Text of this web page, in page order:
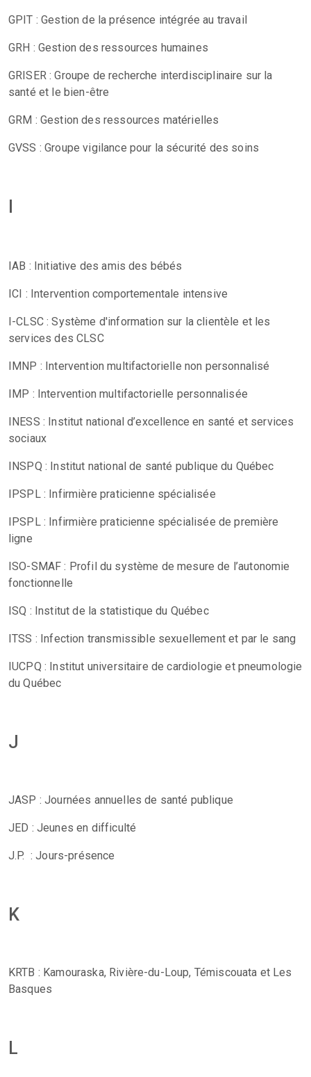
GPIT : Gestion de la présence intégrée au travail
GRH : Gestion des ressources humaines
GRISER : Groupe de recherche interdisciplinaire sur la
santé et le bien-être
GRM : Gestion des ressources matérielles
GVSS : Groupe vigilance pour la sécurité des soins
IAB : Initiative des amis des bébés
ICI : Intervention comportementale intensive
I-CLSC : Système d'information sur la clientèle et les
services des CLSC
IMNP : Intervention multifactorielle non personnalisé
IMP : Intervention multifactorielle personnalisée
INESS : Institut national d’excellence en santé et services
sociaux
INSPQ : Institut national de santé publique du Québec
IPSPL : Infirmière praticienne spécialisée
IPSPL : Infirmière praticienne spécialisée de première
ligne
ISO-SMAF : Profil du système de mesure de l’autonomie
fonctionnelle
ISQ : Institut de la statistique du Québec
ITSS : Infection transmissible sexuellement et par le sang
IUCPQ : Institut universitaire de cardiologie et pneumologie
du Québec
J
JASP : Journées annuelles de santé publique
JED : Jeunes en difficulté
J.P. : Jours-présence
K
KRTB : Kamouraska, Rivière-du-Loup, Témiscouata et Les
Basques
L